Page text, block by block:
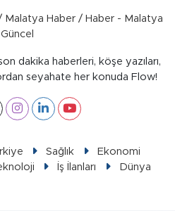
dakika haberleri, köşe yazıları,
seyahate her konuda Flow!
Sağlık
Ekonomi
İş İlanları Dünya